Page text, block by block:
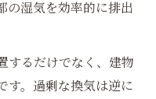
の湿気を効率的に排出
するだけでなく、建物
す。過剰な換気は逆に